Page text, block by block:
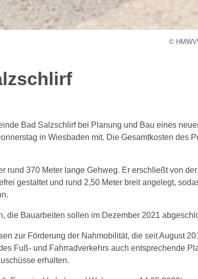
©
Bad Salzschlirf bei Planung und Bau eines
in Wiesbaden mit. Die Gesamtkosten des
rund 370 Meter lange Gehweg. Er erschließt von
gestaltet und rund 2,50 Meter breit angelegt,
die Bauarbeiten sollen im Dezember 2021
zur Förderung der Nahmobilität, die seit August
Fuß- und Fahrradverkehrs auch entsprechende
erhalten.